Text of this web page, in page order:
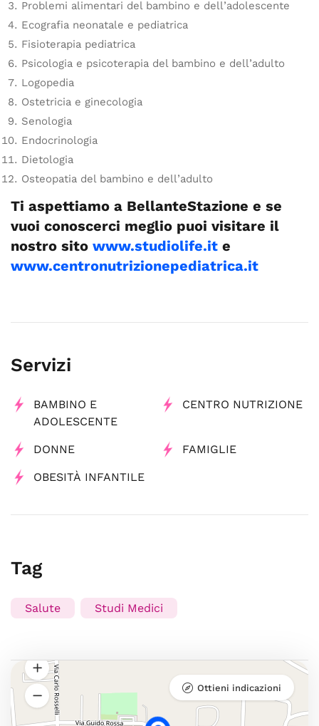
Problemi alimentari del bambino e dell’adolescente
Ecografia neonatale e pediatrica
Fisioterapia pediatrica
Psicologia e psicoterapia del bambino e dell’adulto
Logopedia
Ostetricia e ginecologia
Senologia
Endocrinologia
Dietologia
Osteopatia del bambino e dell’adulto
Ti aspettiamo a BellanteStazione e se
vuoi conoscerci meglio puoi visitare il
nostro sito www.studiolife.it e
www.centronutrizionepediatrica.it
Servizi
BAMBINO E
ADOLESCENTE
CENTRO NUTRIZIONE
DONNE FAMIGLIE
OBESITÀ INFANTILE
Tag
Salute Studi Medici
Ottieni indicazioni